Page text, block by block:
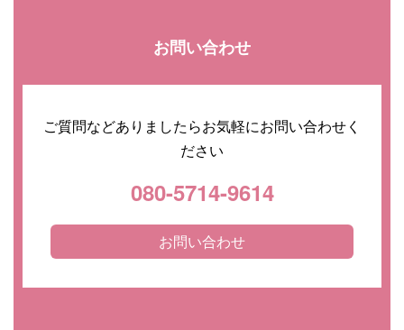
お問い合わせ
ご質問などありましたらお気軽にお問い合わせく
ださい
080-5714-9614
お問い合わせ